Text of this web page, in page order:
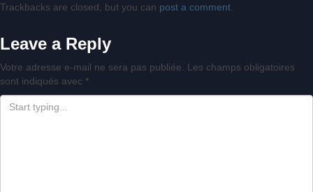
Trackbacks are closed, but you can post a comment
Leave a Reply
Votre adresse e-mail ne sera pas publiée.
Les champs obligatoires
sont indiqués avec *